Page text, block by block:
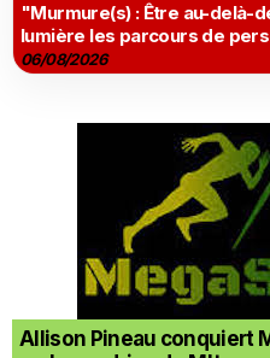
"Murmure(s) : Être au-delà-
lumière les parcours de
06/08/2026
Allison Pineau conquiert